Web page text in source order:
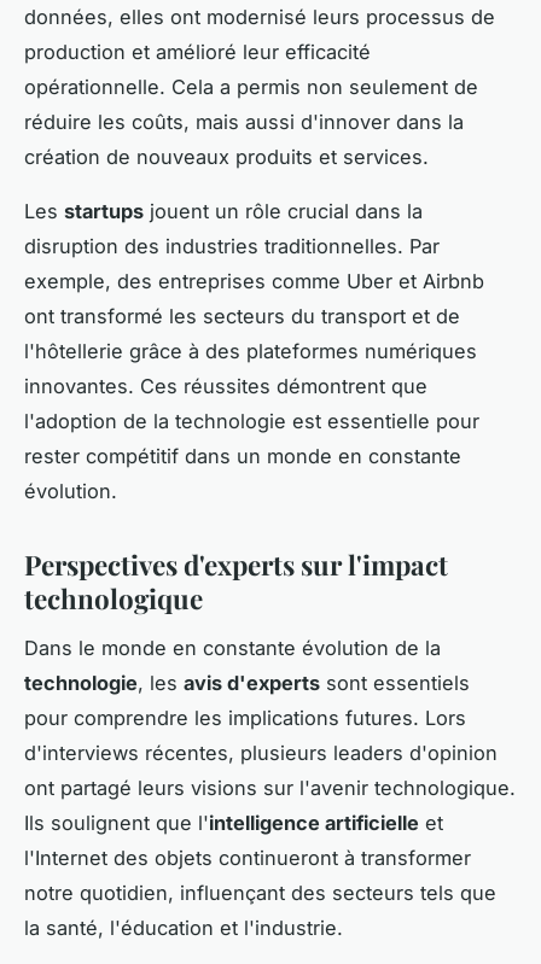
données, elles ont modernisé leurs processus de
production et amélioré leur efficacité
opérationnelle. Cela a permis non seulement de
réduire les coûts, mais aussi d'innover dans la
création de nouveaux produits et services.
Les startups jouent un rôle crucial dans la
disruption des industries traditionnelles. Par
exemple, des entreprises comme Uber et Airbnb
ont transformé les secteurs du transport et de
l'hôtellerie grâce à des plateformes numériques
innovantes. Ces réussites démontrent que
l'adoption de la technologie est essentielle pour
rester compétitif dans un monde en constante
évolution.
Perspectives d'experts sur l'impact
technologique
Dans le monde en constante évolution de la
technologie, les avis d'experts sont essentiels
pour comprendre les implications futures. Lors
d'interviews récentes, plusieurs leaders d'opinion
ont partagé leurs visions sur l'avenir technologique.
Ils soulignent que l'intelligence artificielle et
l'Internet des objets continueront à transformer
notre quotidien, influençant des secteurs tels que
la santé, l'éducation et l'industrie.